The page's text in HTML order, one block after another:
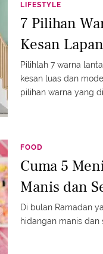
LIFESTYLE
7 Pilihan
Kesan
Pilihlah 7 warna
kesan luas dan
pilihan warna yang
FOOD
Cuma 5
Manis dan
Di bulan Ramadan
hidangan manis dan